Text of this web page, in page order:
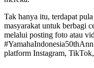
Tak hanya itu, terdapat
masyarakat untuk berbagi
melalui posting foto atau
platform Instagram,